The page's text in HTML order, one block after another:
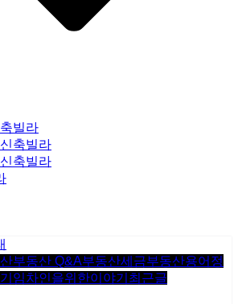
빌라
축빌라
축빌라
부동산 Q&A부동산세금부동산용어정
임차인을위한이야기 최근글